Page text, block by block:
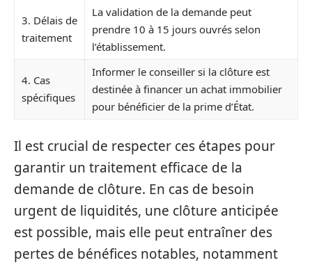
3. Délais de
traitement
La validation de la demande peut
prendre 10 à 15 jours ouvrés selon
l’établissement.
4. Cas
spécifiques
Informer le conseiller si la clôture est
destinée à financer un achat immobilier
pour bénéficier de la prime d’État.
Il est crucial de respecter ces étapes pour
garantir un traitement efficace de la
demande de clôture. En cas de besoin
urgent de liquidités, une clôture anticipée
est possible, mais elle peut entraîner des
pertes de bénéfices notables, notamment